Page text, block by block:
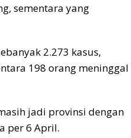
sementara yang
2.273 kasus,
198 orang meninggal
jadi provinsi dengan
per 6 April.